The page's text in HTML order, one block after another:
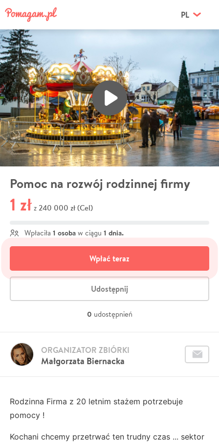
PL
Pomoc na rozwój rodzinnej firmy
1 zł z 240 000 zł (Cel)
Wpłaciła 1 osoba w ciągu 1 dnia.
Wpłać teraz
Udostępnij
0 udostępnień
Małgorzata Biernacka
ORGANIZATOR ZBIÓRKI
Rodzinna Firma z 20 letnim stażem potrzebuje
pomocy !
Kochani chcemy przetrwać ten trudny czas ... sektor